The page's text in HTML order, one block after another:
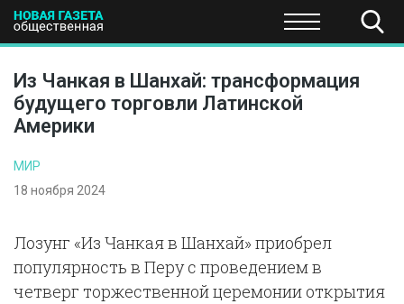
ПОЛИТИКА ЭКОНОМИКА НАУКА И
Из Чанкая в Шанхай: трансформация
будущего торговли Латинской
Америки
МИР
18 ноября 2024
Лозунг «Из Чанкая в Шанхай» приобрел
популярность в Перу с проведением в
четверг торжественной церемонии открытия